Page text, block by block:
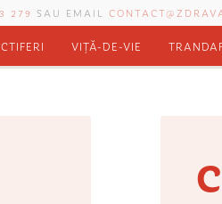
279 SAU EMAIL
VIȚĂ-DE-VIE